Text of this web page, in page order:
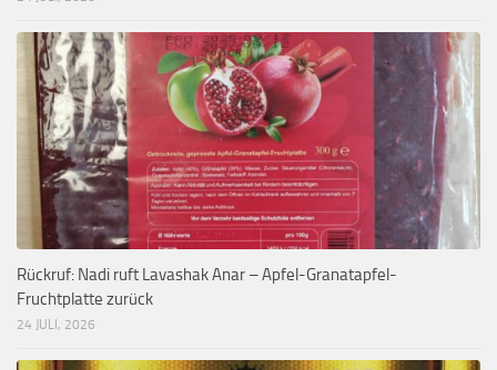
Rückruf: Nadi ruft Lavashak Anar – Apfel-Granatapfel-
Fruchtplatte zurück
24 JULI, 2026